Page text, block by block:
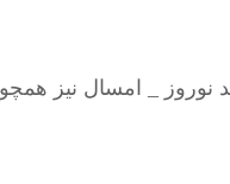
نوروز _ امسال نیز